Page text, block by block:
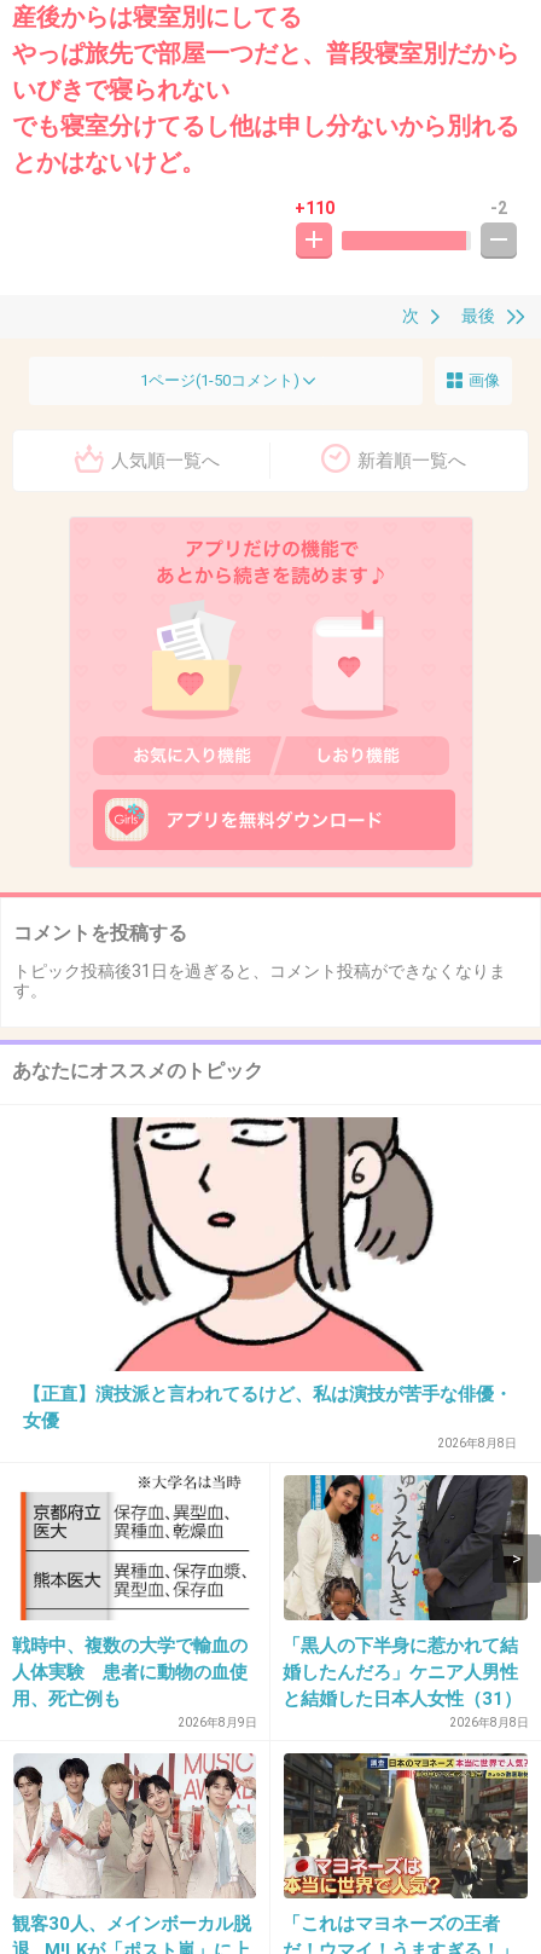
産後からは寝室別にしてる
やっぱ旅先で部屋一つだと、普段寝室別だから
いびきで寝られない
でも寝室分けてるし他は申し分ないから別れる
とかはないけど。
+110 -2
最後
次
1ページ(1-50コメント) 画像
人気順一覧へ 新着順一覧へ
コメントを投稿する
トピック投稿後31日を過ぎると、コメント投稿ができなくなりま
す。
あなたにオススメのトピック
【正直】演技派と言われてるけど、私は演技が苦手な俳優・
女優
2026年8月8日
戦時中、複数の大学で輸血の
人体実験 患者に動物の血使
用、死亡例も
2026年8月9日
「黒人の下半身に惹かれて結
婚したんだろ」ケニア人男性
と結婚した日本人女性（31）
に“誹謗中傷”殺到…本人が語
る、日本で感じる“外国人差
別”のリアル
2026年8月8日
観客30人、メインボーカル脱
退…M!LKが「ポスト嵐」に上
「これはマヨネーズの王者
だ！ウマイ！うますぎる！」